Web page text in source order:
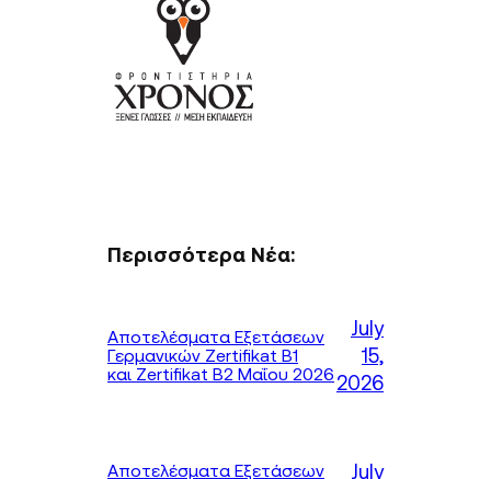
Περισσότερα Νέα:
Αποτελέσματα Εξετάσεων
Γερμανικών Zertifikat B1
και Zertifikat B2 Μαΐου 2026
July
15,
2026
Αποτελέσματα Εξετάσεων
July